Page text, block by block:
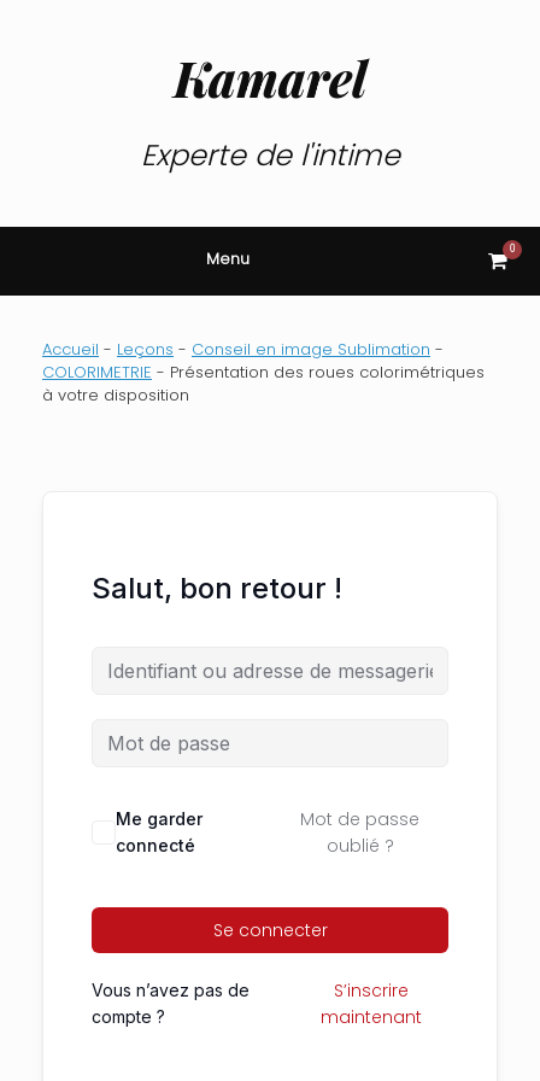
Kamarel
Experte de l'intime
Menu View
cart
0
Accueil - Leçons - Conseil en image Sublimation -
COLORIMETRIE - Présentation des roues colorimétriques
à votre disposition
Salut, bon retour !
Me garder
connecté
Mot de passe
oublié ?
Se connecter
Vous n’avez pas de
compte ?
S’inscrire
maintenant